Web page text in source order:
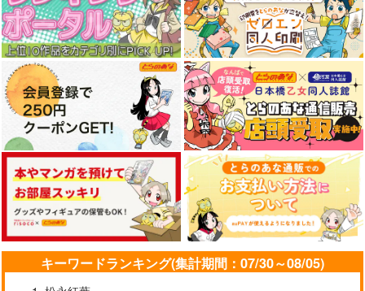
キーワードランキング(集計期間：07/30～08/05)